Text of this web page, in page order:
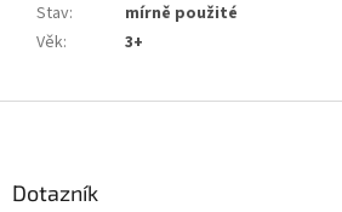
Stav:
mírně použité
Věk: 3+
Dotazník